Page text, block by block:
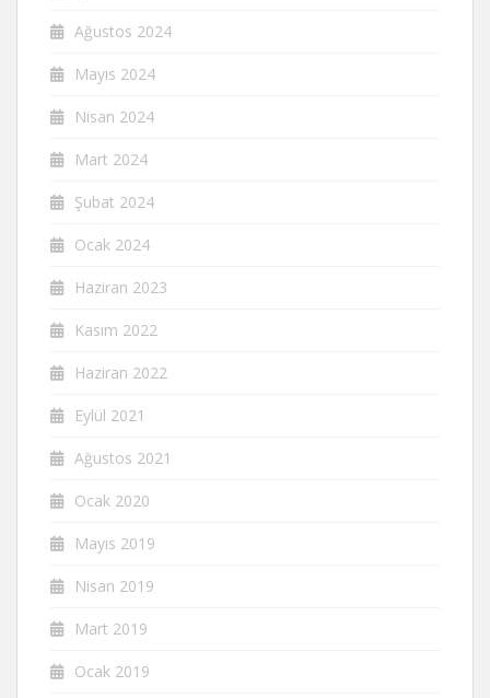
Ağustos 2024
Mayıs 2024
Nisan 2024
Mart 2024
Şubat 2024
Ocak 2024
Haziran 2023
Kasım 2022
Haziran 2022
Eylül 2021
Ağustos 2021
Ocak 2020
Mayıs 2019
Nisan 2019
Mart 2019
Ocak 2019